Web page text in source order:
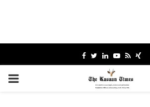
Facebook
TwitterLinkedinYoutube
RssXing
PRIMARY